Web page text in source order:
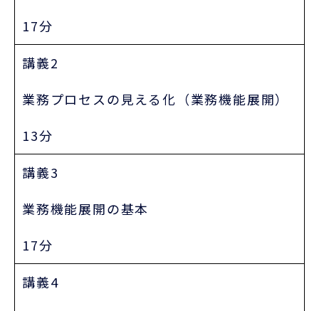
17分
講義2
業務プロセスの見える化（業務機能展開）
13分
講義3
業務機能展開の基本
17分
講義4